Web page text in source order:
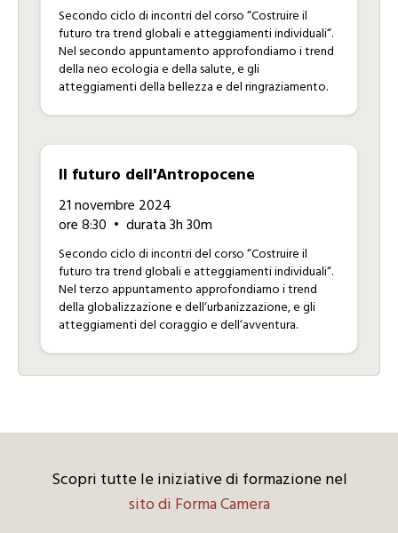
Secondo ciclo di incontri del corso “Costruire il
futuro tra trend globali e atteggiamenti individuali“.
Nel secondo appuntamento approfondiamo i trend
della neo ecologia e della salute, e gli
atteggiamenti della bellezza e del ringraziamento.
Il futuro dell'Antropocene
21 novembre 2024
ore 8:30 • durata 3h 30m
Secondo ciclo di incontri del corso “Costruire il
futuro tra trend globali e atteggiamenti individuali“.
Nel terzo appuntamento approfondiamo i trend
della globalizzazione e dell‘urbanizzazione, e gli
atteggiamenti del coraggio e dell‘avventura.
Scopri tutte le iniziative di formazione nel
sito di Forma Camera